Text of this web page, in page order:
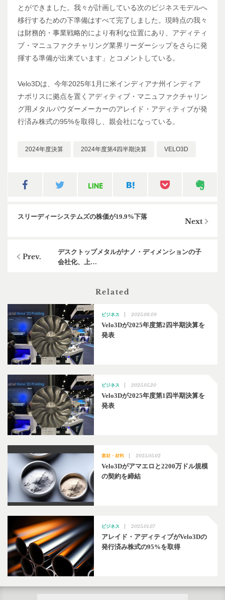
とができました。我々が計画している次のビジネスモデルへ
移行するための下準備はすべて完了しました。現時点の我々
は財務的・事業戦略的により有利な位置にあり、アディティ
ブ・マニュファクチャリング業界リーダーシップをさらに発
揮する準備が出来ています」とコメントしている。
Velo3Dは、今年2025年1月に米インディアナ州インディア
ナポリスに拠点を置くアディティブ・マニュファクチャリン
グ用メタルパウダーメーカーのアレイド・アディティブが発
行済み株式の95%を取得し、親会社になっている。
2024年度決算 2024年度第4四半期決算 VELO3D
スリーディーシステムズの株価が19.9%下落
デスクトップメタルがナノ・ディメンションの子
会社化、上…
Related
ビジネス 2025.08.09
Velo3Dが2025年度第2四半期決算を
発表
ビジネス 2025.05.20
Velo3Dが2025年度第1四半期決算を
発表
素材・材料 2025.05.02
Velo3Dがアマエロと2200万ドル規模
の契約を締結
ビジネス 2025.01.07
アレイド・アディティブがVelo3Dの
発行済み株式の95%を取得